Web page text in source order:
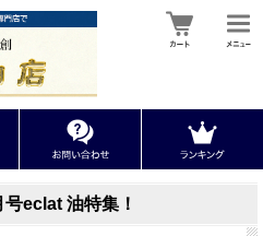
eclat 油特集！